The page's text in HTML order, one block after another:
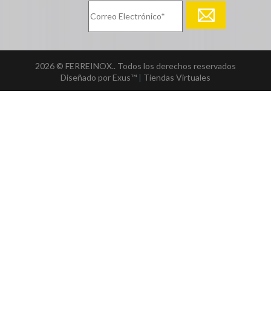
2026 © FERREINOX.. Todos los derechos reservados
Diseñado por Exus™ | Tiendas Virtuales